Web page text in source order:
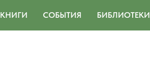
КНИГИ СОБЫТИЯ БИБЛИОТЕКИ